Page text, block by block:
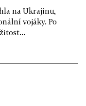
na Ukrajinu,
vojáky. Po